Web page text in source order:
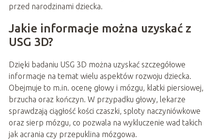
przed narodzinami dziecka.
Jakie informacje można uzyskać z
USG 3D?
Dzięki badaniu USG 3D można uzyskać szczegółowe
informacje na temat wielu aspektów rozwoju dziecka.
Obejmuje to m.in. ocenę głowy i mózgu, klatki piersiowej,
brzucha oraz kończyn. W przypadku głowy, lekarze
sprawdzają ciągłość kości czaszki, sploty naczyniówkowe
oraz sierp mózgu, co pozwala na wykluczenie wad takich
jak acrania czy przepuklina mózgowa.